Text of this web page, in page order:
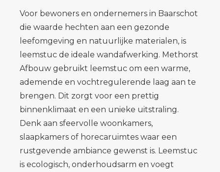
Voor bewoners en ondernemers in Baarschot
die waarde hechten aan een gezonde
leefomgeving en natuurlijke materialen, is
leemstuc de ideale wandafwerking. Methorst
Afbouw gebruikt leemstuc om een warme,
ademende en vochtregulerende laag aan te
brengen. Dit zorgt voor een prettig
binnenklimaat en een unieke uitstraling.
Denk aan sfeervolle woonkamers,
slaapkamers of horecaruimtes waar een
rustgevende ambiance gewenst is. Leemstuc
is ecologisch, onderhoudsarm en voegt